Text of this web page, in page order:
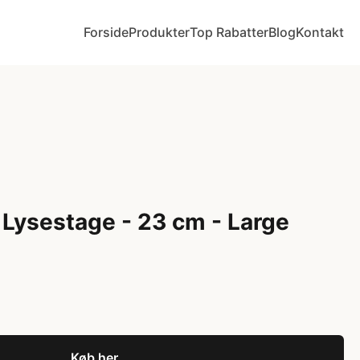
ForsideProdukterTop RabatterBlogKontakt
- 23 cm - Large